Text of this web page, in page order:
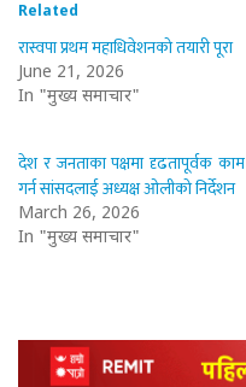
Related
रास्वपा प्रथम महाधिवेशनको तयारी पूरा
June 21, 2026
In "मुख्य समाचार"
देश र जनताका पक्षमा दृढतापूर्वक काम
गर्न सांसदलाई अध्यक्ष ओलीको निर्देशन
March 26, 2026
In "मुख्य समाचार"